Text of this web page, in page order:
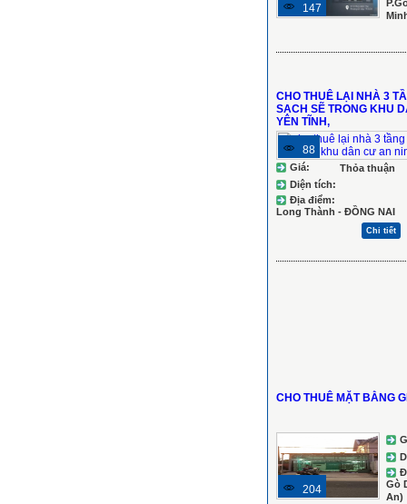
147
CHO THUÊ LẠI NHÀ 3
SẠCH SẼ TRONG KHU
YÊN TĨNH,
88
Giá:
Thỏa thuận
Diện tích:
Địa điểm:
Long Thành - ĐỒNG NAI
Chi tiết
CHO THUÊ MẶT BẰNG
204
Gò
An)